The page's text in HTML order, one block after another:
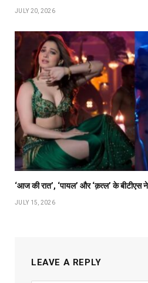
JULY 20, 2026
‘आज की रात’, ‘पायल’ और ‘क़त्ल’ के बीटीएस
JULY 15, 2026
LEAVE A REPLY